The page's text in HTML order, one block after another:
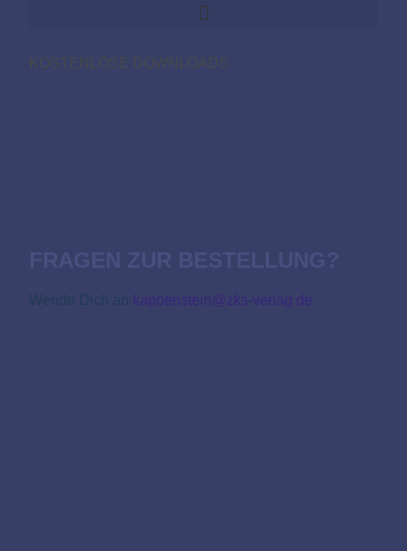
KOSTENLOSE DOWNLOADS
FRAGEN ZUR BESTELLUNG?
Wende Dich an kappenstein@zks-verlag.de